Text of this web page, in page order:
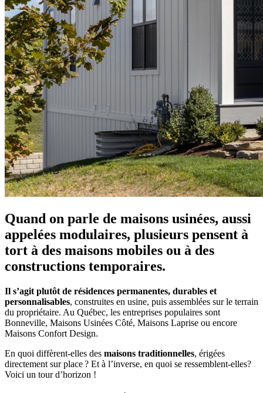
Quand on parle de maisons usinées, aussi
appelées modulaires, plusieurs pensent à
tort à des maisons mobiles ou à des
constructions temporaires.
Il s’agit plutôt de résidences permanentes, durables et
personnalisables, construites en usine, puis assemblées sur le terrain
du propriétaire. Au Québec, les entreprises populaires sont
Bonneville, Maisons Usinées Côté, Maisons Laprise ou encore
Maisons Confort Design.
En quoi diffèrent-elles des maisons traditionnelles, érigées
directement sur place ? Et à l’inverse, en quoi se ressemblent-elles?
Voici un tour d’horizon !